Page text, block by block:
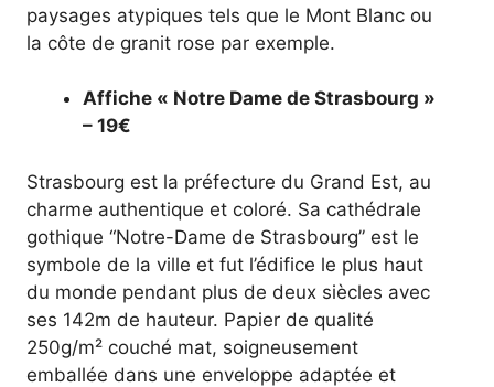
paysages atypiques tels que le Mont Blanc ou
la côte de granit rose par exemple.
Affiche « Notre Dame de Strasbourg »
– 19€
Strasbourg est la préfecture du Grand Est, au
charme authentique et coloré. Sa cathédrale
gothique “Notre-Dame de Strasbourg” est le
symbole de la ville et fut l’édifice le plus haut
du monde pendant plus de deux siècles avec
ses 142m de hauteur. Papier de qualité
250g/m² couché mat, soigneusement
emballée dans une enveloppe adaptée et